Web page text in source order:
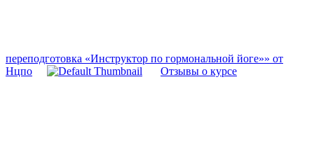
переподготовка «Инструктор по гормональной йоге»» от
Нцпо
Отзывы о курсе